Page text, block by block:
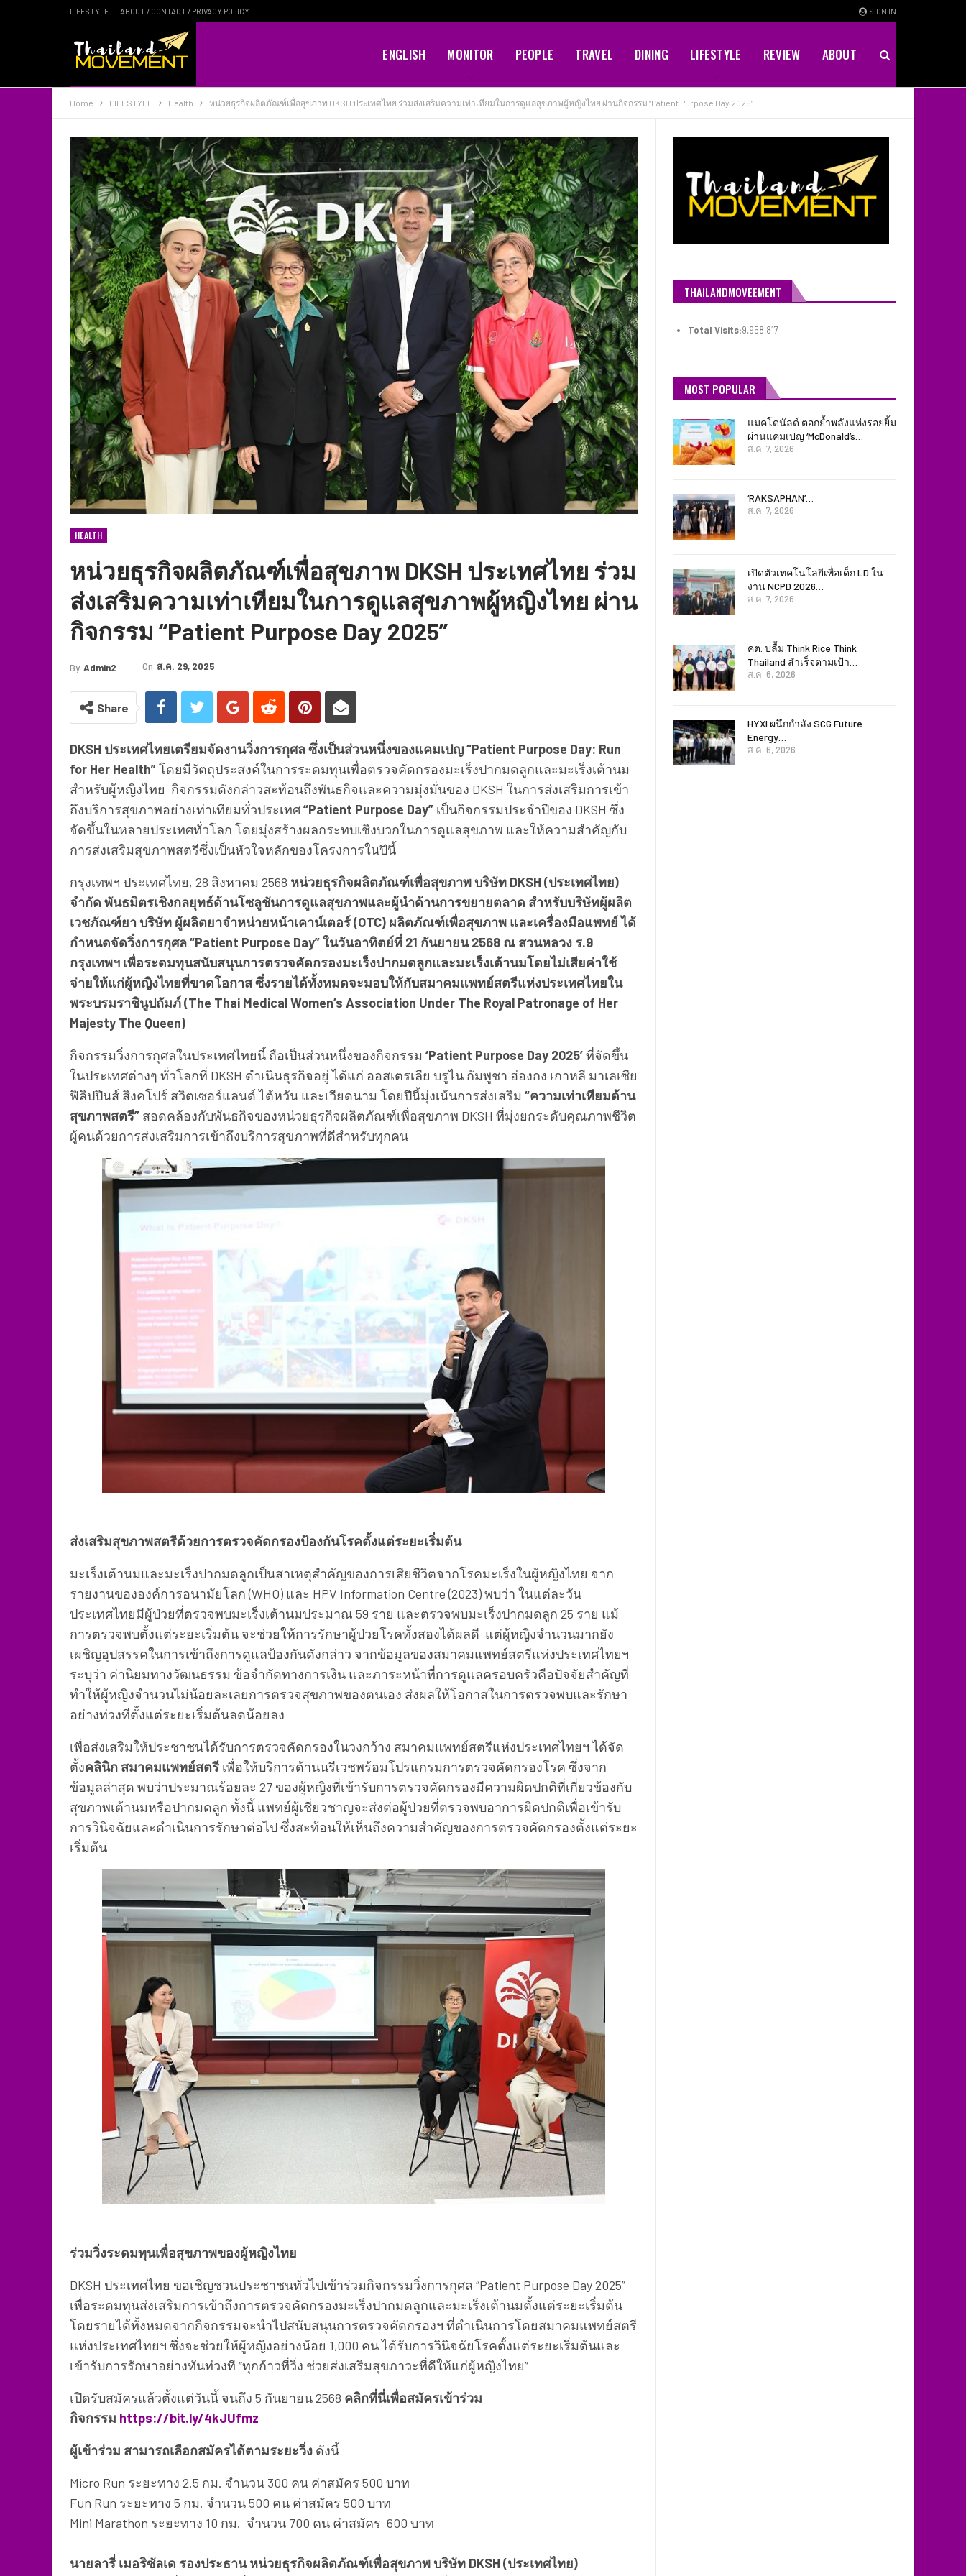
SIGN IN
LIFESTYLE ABOUT / CONTACT / PRIVACY POLICY
ENGLISH MONITOR PEOPLE TRAVEL DINING LIFESTYLE REVIEW ABOUT
Home LIFESTYLE Health หน่วยธุรกิจผลิตภัณฑ์เพื่อสุขภาพ DKSH ประเทศไทย ร่วมส่งเสริมความเท่าเทียมในการดูแลสุขภาพผู้หญิงไทย ผ่านกิจกรรม “Patient Purpose Day 2025”
HEALTH
หน่วยธุรกิจผลิตภัณฑ์เพื่อสุขภาพ DKSH ประเทศไทย ร่วม
ส่งเสริมความเท่าเทียมในการดูแลสุขภาพผู้หญิงไทย ผ่าน
กิจกรรม “Patient Purpose Day 2025”
By Admin2 On ส.ค. 29, 2025
Share
DKSH ประเทศไทยเตรียมจัดงานวิ่งการกุศล ซึ่งเป็นส่วนหนึ่งของแคมเปญ “Patient Purpose Day: Run
for Her Health”โดยมีวัตถุประสงค์ในการระดมทุนเพื่อตรวจคัดกรองมะเร็งปากมดลูกและมะเร็งเต้านม
สำหรับผู้หญิงไทย กิจกรรมดังกล่าวสะท้อนถึงพันธกิจและความมุ่งมั่นของ DKSH ในการส่งเสริมการเข้า
ถึงบริการสุขภาพอย่างเท่าเทียมทั่วประเทศ“Patient Purpose Day” เป็นกิจกรรมประจำปีของ DKSH ซึ่ง
จัดขึ้นในหลายประเทศทั่วโลก โดยมุ่งสร้างผลกระทบเชิงบวกในการดูแลสุขภาพ และให้ความสำคัญกับ
การส่งเสริมสุขภาพสตรีซึ่งเป็นหัวใจหลักของโครงการในปีนี้
กรุงเทพฯ ประเทศไทย, 28 สิงหาคม 2568 หน่วยธุรกิจผลิตภัณฑ์เพื่อสุขภาพ บริษัท DKSH (ประเทศไทย)
จำกัด พันธมิตรเชิงกลยุทธ์ด้านโซลูชันการดูแลสุขภาพและผู้นำด้านการขยายตลาด สำหรับบริษัทผู้ผลิต
เวชภัณฑ์ยา บริษัท ผู้ผลิตยาจำหน่ายหน้าเคาน์เตอร์ (OTC) ผลิตภัณฑ์เพื่อสุขภาพ และเครื่องมือแพทย์ ได้
กำหนดจัดวิ่งการกุศล “Patient Purpose Day” ในวันอาทิตย์ที่ 21 กันยายน 2568 ณ สวนหลวง ร.9
กรุงเทพฯ เพื่อระดมทุนสนับสนุนการตรวจคัดกรองมะเร็งปากมดลูกและมะเร็งเต้านมโดยไม่เสียค่าใช้
จ่ายให้แก่ผู้หญิงไทยที่ขาดโอกาส ซึ่งรายได้ทั้งหมดจะมอบให้กับสมาคมแพทย์สตรีแห่งประเทศไทยใน
พระบรมราชินูปถัมภ์ (The Thai Medical Women’s Association Under The Royal Patronage of Her
Majesty The Queen)
กิจกรรมวิ่งการกุศลในประเทศไทยนี้ ถือเป็นส่วนหนึ่งของกิจกรรม ‘Patient Purpose Day 2025’ที่จัดขึ้น
ในประเทศต่างๆ ทั่วโลกที่ DKSH ดำเนินธุรกิจอยู่ ได้แก่ ออสเตรเลีย บรูไน กัมพูชา ฮ่องกง เกาหลี มาเลเซีย
ฟิลิปปินส์ สิงคโปร์ สวิตเซอร์แลนด์ ไต้หวัน และเวียดนาม โดยปีนี้มุ่งเน้นการส่งเสริม “ความเท่าเทียมด้าน
สุขภาพสตรี” สอดคล้องกับพันธกิจของหน่วยธุรกิจผลิตภัณฑ์เพื่อสุขภาพ DKSH ที่มุ่งยกระดับคุณภาพชีวิต
ผู้คนด้วยการส่งเสริมการเข้าถึงบริการสุขภาพที่ดีสำหรับทุกคน
ส่งเสริมสุขภาพสตรีด้วยการตรวจคัดกรองป้องกันโรคตั้งแต่ระยะเริ่มต้น
มะเร็งเต้านมและมะเร็งปากมดลูกเป็นสาเหตุสำคัญของการเสียชีวิตจากโรคมะเร็งในผู้หญิงไทย จาก
รายงานขององค์การอนามัยโลก (WHO) และ HPV Information Centre (2023) พบว่า ในแต่ละวัน
ประเทศไทยมีผู้ป่วยที่ตรวจพบมะเร็งเต้านมประมาณ 59 ราย และตรวจพบมะเร็งปากมดลูก 25 ราย แม้
การตรวจพบตั้งแต่ระยะเริ่มต้น จะช่วยให้การรักษาผู้ป่วยโรคทั้งสองได้ผลดี แต่ผู้หญิงจำนวนมากยัง
เผชิญอุปสรรคในการเข้าถึงการดูแลป้องกันดังกล่าว จากข้อมูลของสมาคมแพทย์สตรีแห่งประเทศไทยฯ
ระบุว่า ค่านิยมทางวัฒนธรรม ข้อจำกัดทางการเงิน และภาระหน้าที่การดูแลครอบครัวคือปัจจัยสำคัญที่
ทำให้ผู้หญิงจำนวนไม่น้อยละเลยการตรวจสุขภาพของตนเอง ส่งผลให้โอกาสในการตรวจพบและรักษา
อย่างท่วงทีตั้งแต่ระยะเริ่มต้นลดน้อยลง
เพื่อส่งเสริมให้ประชาชนได้รับการตรวจคัดกรองในวงกว้าง สมาคมแพทย์สตรีแห่งประเทศไทยฯ ได้จัด
ตั้งคลินิก สมาคมแพทย์สตรี เพื่อให้บริการด้านนรีเวชพร้อมโปรแกรมการตรวจคัดกรองโรค ซึ่งจาก
ข้อมูลล่าสุด พบว่าประมาณร้อยละ 27 ของผู้หญิงที่เข้ารับการตรวจคัดกรองมีความผิดปกติที่เกี่ยวข้องกับ
สุขภาพเต้านมหรือปากมดลูก ทั้งนี้ แพทย์ผู้เชี่ยวชาญจะส่งต่อผู้ป่วยที่ตรวจพบอาการผิดปกติเพื่อเข้ารับ
การวินิจฉัยและดำเนินการรักษาต่อไป ซึ่งสะท้อนให้เห็นถึงความสำคัญของการตรวจคัดกรองตั้งแต่ระยะ
เริ่มต้น
ร่วมวิ่งระดมทุนเพื่อสุขภาพของผู้หญิงไทย
DKSH ประเทศไทย ขอเชิญชวนประชาชนทั่วไปเข้าร่วมกิจกรรมวิ่งการกุศล “Patient Purpose Day 2025”
เพื่อระดมทุนส่งเสริมการเข้าถึงการตรวจคัดกรองมะเร็งปากมดลูกและมะเร็งเต้านมตั้งแต่ระยะเริ่มต้น
โดยรายได้ทั้งหมดจากกิจกรรมจะนำไปสนับสนุนการตรวจคัดกรองฯ ที่ดำเนินการโดยสมาคมแพทย์สตรี
แห่งประเทศไทยฯ ซึ่งจะช่วยให้ผู้หญิงอย่างน้อย 1,000 คน ได้รับการวินิจฉัยโรคตั้งแต่ระยะเริ่มต้นและ
เข้ารับการรักษาอย่างทันท่วงที “ทุกก้าวที่วิ่ง ช่วยส่งเสริมสุขภาวะที่ดีให้แก่ผู้หญิงไทย”
เปิดรับสมัครแล้วตั้งแต่วันนี้ จนถึง 5 กันยายน 2568 คลิกที่นี่เพื่อสมัครเข้าร่วม
กิจกรรม https://bit.ly/4kJUfmz
ผู้เข้าร่วม สามารถเลือกสมัครได้ตามระยะวิ่ง ดังนี้
Micro Run ระยะทาง 2.5 กม. จำนวน 300 คน ค่าสมัคร 500 บาท
Fun Run ระยะทาง 5 กม. จำนวน 500 คน ค่าสมัคร 500 บาท
Mini Marathon ระยะทาง 10 กม. จำนวน 700 คน ค่าสมัคร 600 บาท
นายลารี่ เมอริซัลเด รองประธาน หน่วยธุรกิจผลิตภัณฑ์เพื่อสุขภาพ บริษัท DKSH (ประเทศไทย)
THAILANDMOVEEMENT
Total Visits:9,958,817
MOST POPULAR
แมคโดนัลด์ ตอกย้ำพลังแห่งรอยยิ้ม
ผ่านแคมเปญ ‘McDonald’s…
ส.ค. 7, 2026
‘RAKSAPHAN’…
ส.ค. 7, 2026
เปิดตัวเทคโนโลยีเพื่อเด็ก LD ใน
งาน NCPD 2026…
ส.ค. 7, 2026
คต. ปลื้ม Think Rice Think
Thailand สำเร็จตามเป้า…
ส.ค. 6, 2026
HYXI ผนึกกำลัง SCG Future
Energy…
ส.ค. 6, 2026